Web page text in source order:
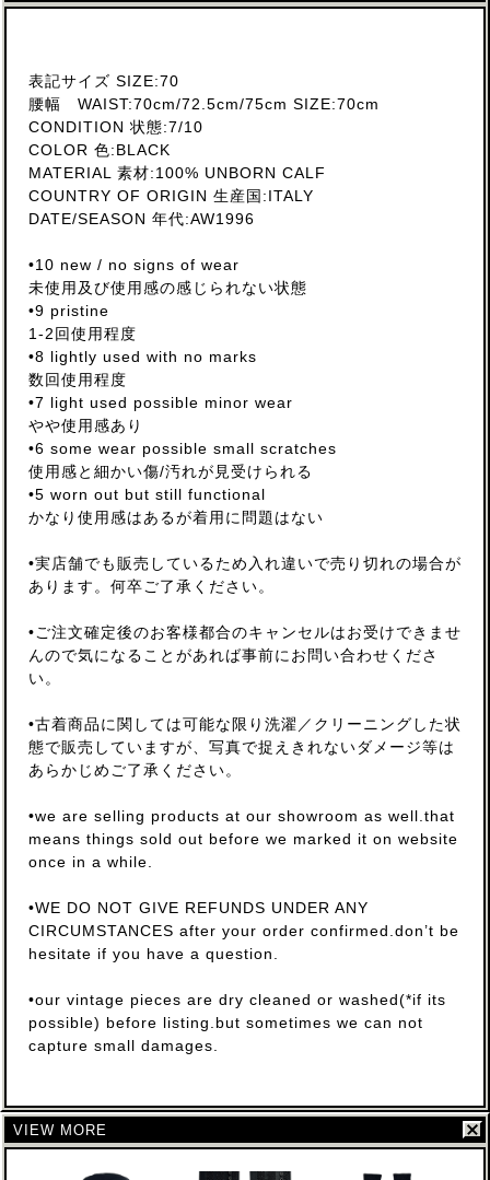
表記サイズ SIZE:70
腰幅 WAIST:70cm/72.5cm/75cm SIZE:70cm
CONDITION 状態:7/10
COLOR 色:BLACK
MATERIAL 素材:100% UNBORN CALF
COUNTRY OF ORIGIN 生産国:ITALY
DATE/SEASON 年代:AW1996
•10 new / no signs of wear
未使用及び使用感の感じられない状態
•9 pristine
1-2回使用程度
•8 lightly used with no marks
数回使用程度
•7 light used possible minor wear
やや使用感あり
•6 some wear possible small scratches
使用感と細かい傷/汚れが見受けられる
•5 worn out but still functional
かなり使用感はあるが着用に問題はない
•実店舗でも販売しているため入れ違いで売り切れの場合が
あります。何卒ご了承ください。
•ご注文確定後のお客様都合のキャンセルはお受けできませ
んので気になることがあれば事前にお問い合わせくださ
い。
•古着商品に関しては可能な限り洗濯／クリーニングした状
態で販売していますが、写真で捉えきれないダメージ等は
あらかじめご了承ください。
•we are selling products at our showroom as well.that
means things sold out before we marked it on website
once in a while.
•WE DO NOT GIVE REFUNDS UNDER ANY
CIRCUMSTANCES after your order confirmed.don’t be
hesitate if you have a question.
•our vintage pieces are dry cleaned or washed(*if its
possible) before listing.but sometimes we can not
capture small damages.
VIEW MORE